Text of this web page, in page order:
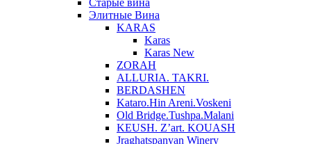
Старые вина
Элитные Вина
KARAS
Karas
Karas New
ZORAH
ALLURIA. TAKRI.
BERDASHEN
Kataro.Hin Areni.Voskeni
Old Bridge.Tushpa.Malani
KEUSH. Z’art. KOUASH
Jraghatspanyan Winery